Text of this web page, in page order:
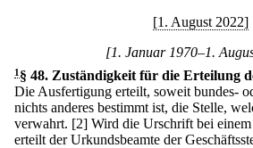
[1. August 2022]
[1. Januar 1970–1.
1 § 48. Zuständigkeit für die Erteilung
Die Ausfertigung erteilt, soweit bundes-
nichts anderes bestimmt ist, die Stelle,
verwahrt. [2] Wird die Urschrift bei
erteilt der Urkundsbeamte der